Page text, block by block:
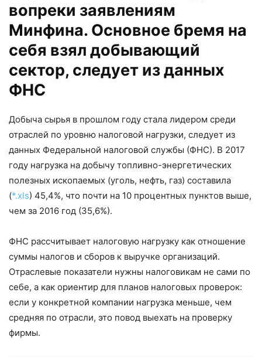
вопреки заявлениям
Минфина. Основное бремя на
себя взял добывающий
сектор, следует из данных
ФНС
Добыча сырья в прошлом году стала лидером среди
отраслей по уровню налоговой нагрузки, следует из
данных Федеральной налоговой службы (ФНС). В 2017
году нагрузка на добычу топливно-энергетических
полезных ископаемых (уголь, нефть, газ) составила
(*.xls) 45,4%, что почти на 10 процентных пунктов выше,
чем за 2016 год (35,6%).
ФНС рассчитывает налоговую нагрузку как отношение
суммы налогов и сборов к выручке организаций.
Отраслевые показатели нужны налоговикам не сами по
себе, а как ориентир для планов налоговых проверок:
если у конкретной компании нагрузка меньше, чем
средняя по отрасли, это повод выехать на проверку
фирмы.